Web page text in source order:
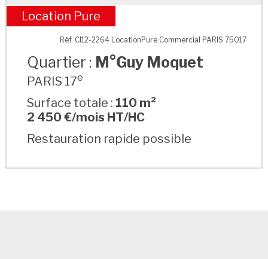
M°Guy Moquet
Location Pure
Réf. CI12-2264 LocationPure Commercial PARIS 75017
Quartier : M°Guy Moquet
PARIS 17e
Surface totale : 110 m²
2 450 €/mois HT/HC
Restauration rapide possible